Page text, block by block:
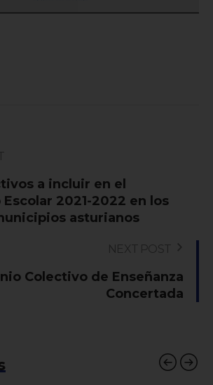
a incluir en el
2021-2022 en los
asturianos
NEXT POST
Colectivo de Enseñanza
Concertada